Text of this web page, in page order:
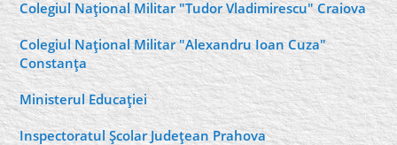
Colegiul Naţional Militar "Tudor Vladimirescu" Craiova
Colegiul Naţional Militar "Alexandru Ioan Cuza"
Constanţa
Ministerul Educaţiei
Inspectoratul Şcolar Judeţean Prahova